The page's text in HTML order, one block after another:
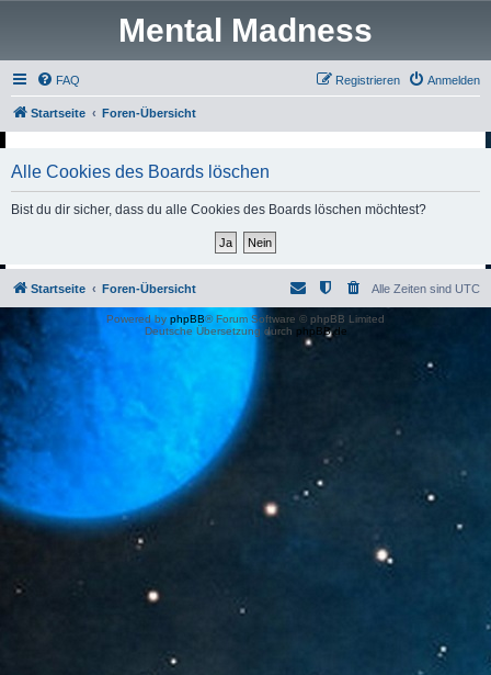
Mental Madness
FAQ Anmelden
Registrieren
Startseite Foren-Übersicht
Alle Cookies des Boards löschen
Bist du dir sicher, dass du alle Cookies des Boards löschen möchtest?
Startseite Foren-Übersicht Alle Zeiten sind UTC
Powered by phpBB® Forum Software © phpBB Limited
Deutsche Übersetzung durch phpBB.de